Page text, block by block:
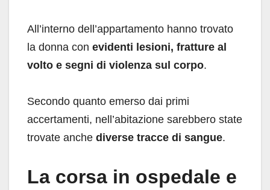
All’interno dell’appartamento hanno trovato
la donna con evidenti lesioni, fratture al
volto e segni di violenza sul corpo.
Secondo quanto emerso dai primi
accertamenti, nell’abitazione sarebbero state
trovate anche diverse tracce di sangue.
La corsa in ospedale e